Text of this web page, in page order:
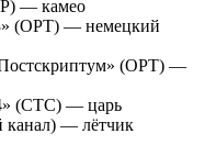
— камео
(ОРТ) — немецкий
(ОРТ) —
(СТС) — царь
канал) — лётчик